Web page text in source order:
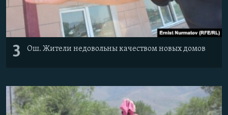
3 Ош. Жители недовольны качеством новых домов